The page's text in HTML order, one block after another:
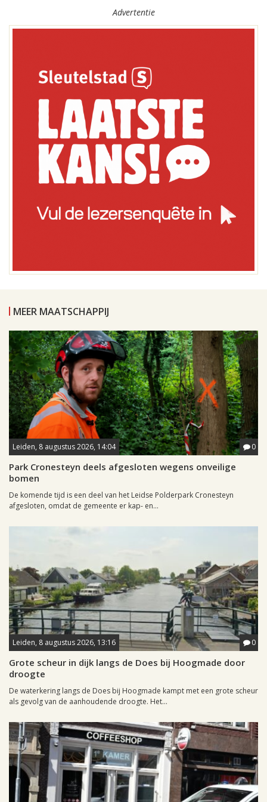
Advertentie
MEER MAATSCHAPPIJ
Leiden, 8 augustus 2026, 14:04 0
Park Cronesteyn deels afgesloten wegens onveilige
bomen
De komende tijd is een deel van het Leidse Polderpark Cronesteyn
afgesloten, omdat de gemeente er kap- en...
Leiden, 8 augustus 2026, 13:16 0
Grote scheur in dijk langs de Does bij Hoogmade door
droogte
De waterkering langs de Does bij Hoogmade kampt met een grote scheur
als gevolg van de aanhoudende droogte. Het...